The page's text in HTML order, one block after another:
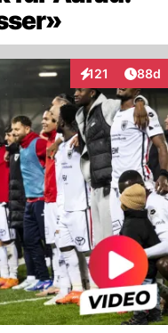
121
Interaktionen
88d